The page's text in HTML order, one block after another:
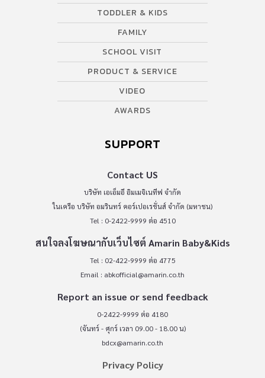
TODDLER & KIDS
FAMILY
SCHOOL VISIT
PRODUCT & SERVICE
VIDEO
AWARDS
SUPPORT
Contact US
บริษัท เอเอ็มอี อิมเมจิเนทีฟ จำกัด
ในเครือ บริษัท อมรินทร์ คอร์เปอเรชั่นส์ จำกัด (มหาชน)
Tel : 0-2422-9999 ต่อ 4510
สนใจลงโฆษณากับเว็บไซต์ Amarin Baby&Kids
Tel : 02-422-9999 ต่อ 4775
Email : abkofficial@amarin.co.th
Report an issue or send feedback
0-2422-9999 ต่อ 4180
(จันทร์ - ศุกร์ เวลา 09.00 - 18.00 น)
bdcx@amarin.co.th
Privacy Policy